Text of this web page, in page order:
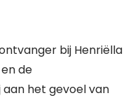
bij Henriëlla
de
het gevoel van